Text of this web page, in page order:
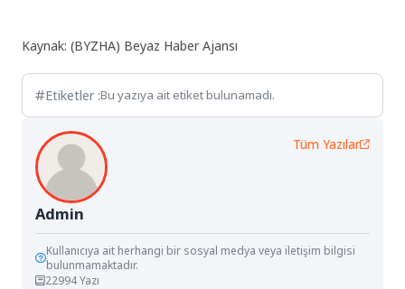
Kaynak: (BYZHA) Beyaz Haber Ajansı
Etiketler :Bu yazıya ait etiket bulunamadı.
Admin
Tüm Yazılar
Kullanıcıya ait herhangi bir sosyal medya veya iletişim bilgisi
bulunmamaktadır.
22994 Yazı